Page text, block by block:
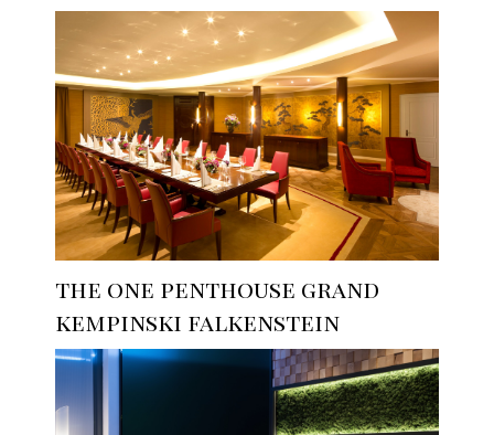
the one penthouse grand
kempinski falkenstein